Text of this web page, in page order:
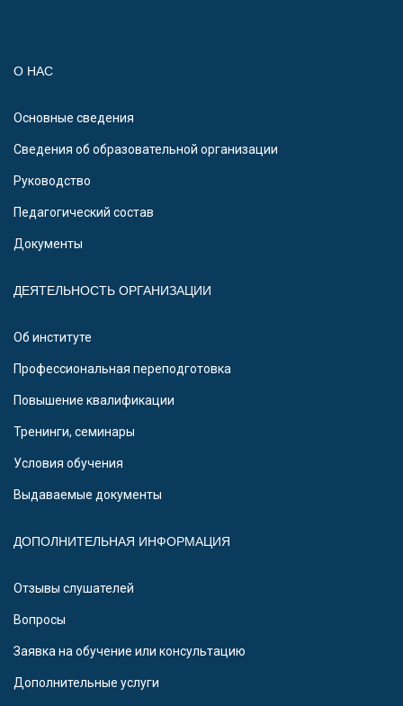
О НАС
Основные сведения
Сведения об образовательной организации
Руководство
Педагогический состав
Документы
ДЕЯТЕЛЬНОСТЬ ОРГАНИЗАЦИИ
Об институте
Профессиональная переподготовка
Повышение квалификации
Тренинги, семинары
Условия обучения
Выдаваемые документы
ДОПОЛНИТЕЛЬНАЯ ИНФОРМАЦИЯ
Отзывы слушателей
Вопросы
Заявка на обучение или консультацию
Дополнительные услуги